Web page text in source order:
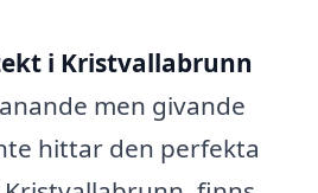
i Kristvallabrunn
men givande
hittar den perfekta